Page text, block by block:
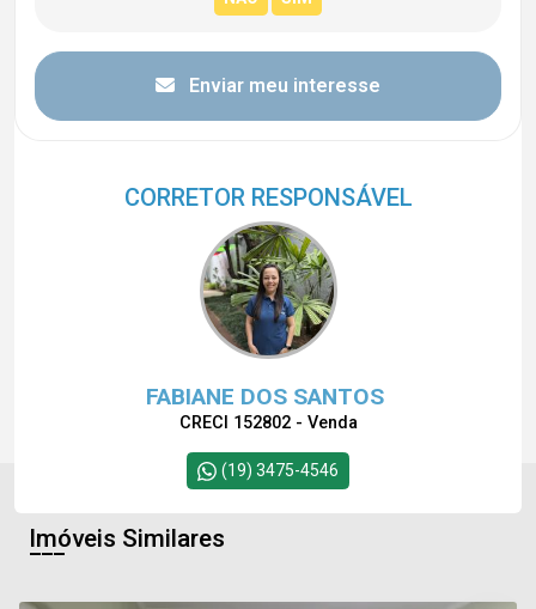
Enviar meu interesse
CORRETOR RESPONSÁVEL
FABIANE DOS SANTOS
CRECI 152802 - Venda
(19) 3475-4546
Imóveis Similares